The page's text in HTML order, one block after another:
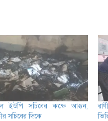
ইউপি সচিবের কক্ষে আগুন,
সচিবের দিকে